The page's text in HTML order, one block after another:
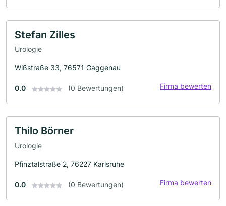
Stefan Zilles
Urologie
Wißstraße 33, 76571 Gaggenau
0.0 (0 Bewertungen) Firma bewerten
Thilo Börner
Urologie
Pfinztalstraße 2, 76227 Karlsruhe
0.0 (0 Bewertungen) Firma bewerten